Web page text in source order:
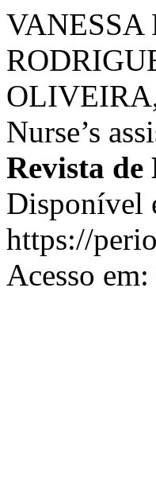
Nurse’s
Revista
Disponível
https://
Acesso